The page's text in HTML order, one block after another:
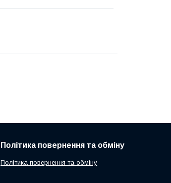
Політика повернення та обміну
Політика повернення та обміну